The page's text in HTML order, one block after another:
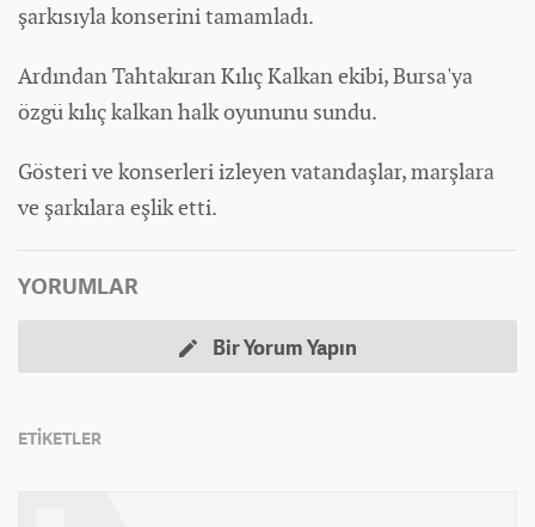
şarkısıyla konserini tamamladı.
Ardından Tahtakıran Kılıç Kalkan ekibi, Bursa'ya
özgü kılıç kalkan halk oyununu sundu.
Gösteri ve konserleri izleyen vatandaşlar, marşlara
ve şarkılara eşlik etti.
YORUMLAR
Bir Yorum Yapın
ETİKETLER